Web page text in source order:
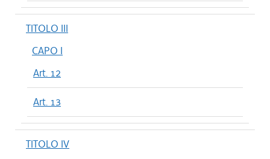
TITOLO III
CAPO I
Art. 12
Art. 13
TITOLO IV